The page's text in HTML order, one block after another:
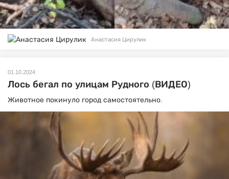
Анастасия Цирулик
01.10.2024
Лось бегал по улицам Рудного (ВИДЕО)
Животное покинуло город самостоятельно.